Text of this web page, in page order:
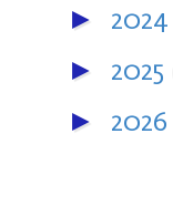
► 2024
► 2025
► 2026